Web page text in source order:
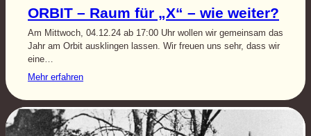
ORBIT – Raum für „X“ – wie weiter?
Am Mittwoch, 04.12.24 ab 17:00 Uhr wollen wir gemeinsam das
Jahr am Orbit ausklingen lassen. Wir freuen uns sehr, dass wir
eine…
Mehr erfahren